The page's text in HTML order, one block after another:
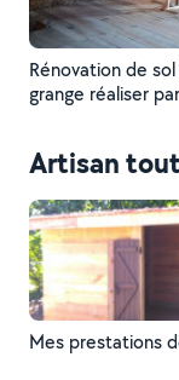
Rénovation de
grange réaliser par net
Artisan
Mes prestations